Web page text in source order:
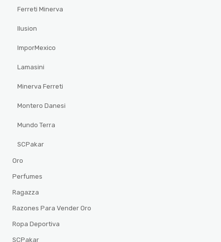
Ferreti Minerva
Ilusion
ImporMexico
Lamasini
Minerva Ferreti
Montero Danesi
Mundo Terra
SCPakar
Oro
Perfumes
Ragazza
Razones Para Vender Oro
Ropa Deportiva
SCPakar